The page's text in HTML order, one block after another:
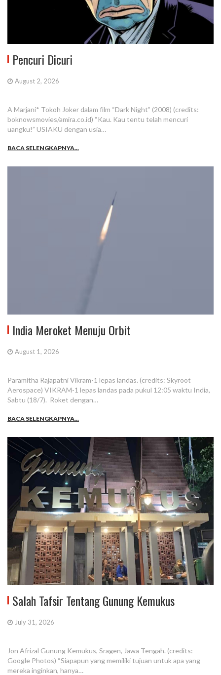
Pencuri Dicuri
August 2, 2026
A Marjani* Tokoh Joker dalam film “Dark Night” (2008) (credits:
boknowsmovies/amira.co.id) “Kau. Kau tentu telah mencuri
uangku!” USIAKU dengan usia…
BACA SELENGKAPNYA...
India Meroket Menuju Orbit
August 1, 2026
Paramitha Rajapatni Vikram-1 lepas landas. (credits: Skyroot
Aerospace) VIKRAM-1 lepas landas pada pukul 12:05 waktu India,
Sabtu (18/7). Roket dengan…
BACA SELENGKAPNYA...
Salah Tafsir Tentang Gunung Kemukus
July 31, 2026
Jon Afrizal Gunung Kemukus, Sragen, Jawa Tengah. (credits:
Google Photos) “Siapapun yang memiliki tujuan untuk apa yang
mereka inginkan, hanya…